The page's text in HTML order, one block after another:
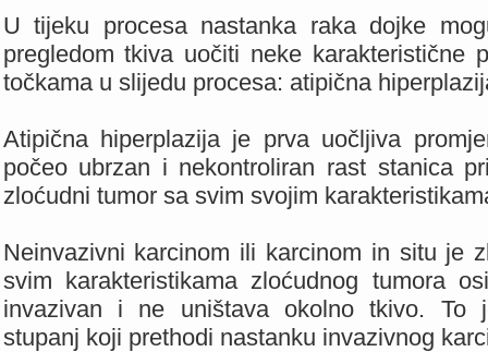
U tijeku procesa nastanka raka dojke
pregledom tkiva uočiti neke karakteristične
točkama u slijedu procesa: atipična
Atipična hiperplazija je prva uočljiva
počeo ubrzan i nekontroliran rast stanica
zloćudni tumor sa svim svojim
Neinvazivni karcinom ili karcinom in situ je
svim karakteristikama zloćudnog tumora
invazivan i ne uništava okolno tkivo. To
stupanj koji prethodi nastanku invazivnog